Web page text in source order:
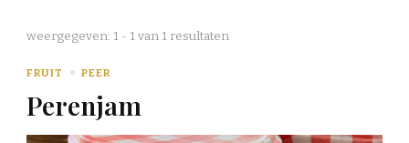
weergegeven: 1 - 1 van 1 resultaten
FRUIT PEER
Perenjam